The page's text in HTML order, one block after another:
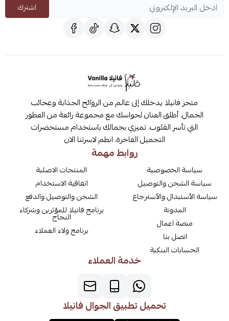
اشترك
متجر فانيلا يدخلك إلى عالم من الروائح الجذابة وعجائب
الجمال. أطلق العنان لحواسك مع مجموعة رائعة من العطور
التي تأسر القلوب. تميزي بجمالك باستخدام مستحضرات
التجميل الفاخرة. انظم لاسرتنا الان
روابط مهمة
سياسة الخصوصية
سياسة الشحن والتوصيل
سياسة الأستبدال والأسترجاع
المدونة
منصة اعمال
اتصل بنا
الحسابات البنكية
المنتجات الاصلية
اتفاقية الاستخدام
الشحن والتوصيل والدفع
برنامج فانيلا للمؤثرين وشركاء
النجاح
برنامج ولاء العملاء
خدمة العملاء
تحميل تطبيق الجوال فانيلا